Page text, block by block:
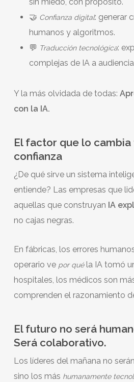
🤝 Confianza digital: generar
humanos y algoritmos.
💬 Traducción tecnológica:
complejas de IA a
Y la más olvidada de todas:
con la IA.
El factor que lo
confianza
¿De qué sirve un sistema
entiende? Las empresas que
aquellas que construyan IA
no cajas negras.
En fábricas, los errores
operario ve por quéla IA tomó
hospitales, los médicos son
comprenden el razonamiento
El futuro no será
Será colaborativo.
Los líderes del mañana no
sino los más humanamente